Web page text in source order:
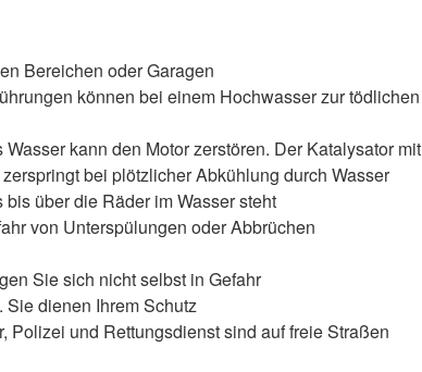
Bereichen oder Garagen
können bei einem Hochwasser zur tödlichen
kann den Motor zerstören. Der Katalysator mit
bei plötzlicher Abkühlung durch Wasser
über die Räder im Wasser steht
von Unterspülungen oder Abbrüchen
Sie sich nicht selbst in Gefahr
dienen Ihrem Schutz
und Rettungsdienst sind auf freie Straßen